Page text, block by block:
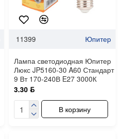
11399 Юпитер
Лампа светодиодная Юпитер
Люкс JP5160-30 A60 Стандарт
9 Вт 170-240В E27 3000К
3.30 ƃ
В корзину